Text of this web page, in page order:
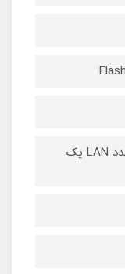
یک عدد D-Sub یک عدد HDMI یک عدد LAN یک